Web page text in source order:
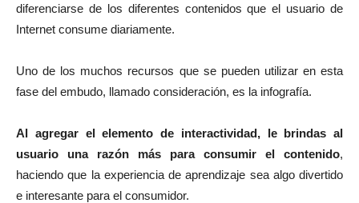
diferenciarse de los diferentes contenidos que el usuario de
Internet consume diariamente.
Uno de los muchos recursos que se pueden utilizar en esta
fase del embudo, llamado consideración, es la infografía.
Al agregar el elemento de interactividad, le brindas al
usuario una razón más para consumir el contenido,
haciendo que la experiencia de aprendizaje sea algo divertido
e interesante para el consumidor.